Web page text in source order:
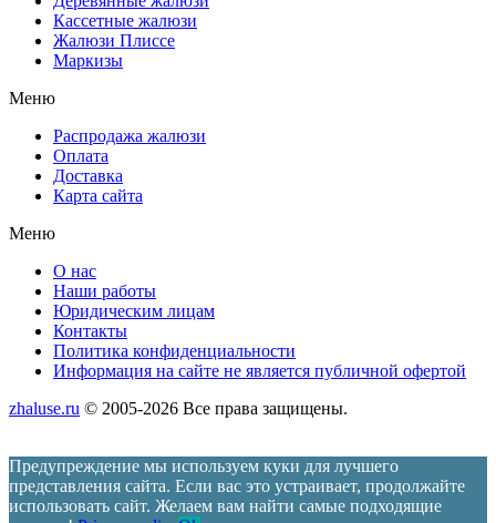
Кассетные жалюзи
Жалюзи Плиссе
Маркизы
Меню
Распродажа жалюзи
Оплата
Доставка
Карта сайта
Меню
О нас
Наши работы
Юридическим лицам
Контакты
Политика конфиденциальности
Информация на сайте не является публичной офертой
zhaluse.ru © 2005-2026 Все права защищены.
Предупреждение мы используем куки для лучшего
представления сайта. Если вас это устраивает, продолжайте
использовать сайт. Желаем вам найти самые подходящие